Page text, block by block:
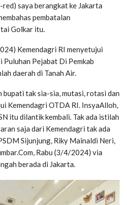
saya berangkat ke Jakarta
pembatalan
Golkar itu.
Kemendagri RI menyetujui
Pejabat Di Pemkab
daerah di Tanah Air.
bupati tak sia-sia, mutasi, rotasi dan
Kemendagri OTDA RI. InsyaAlloh,
itu dilantik kembali. Tak ada istilah
saja dari Kemendagri tak ada
Sijunjung, Riky Mainaldi Neri,
Rabu (3/4/2024) via
berada di Jakarta.